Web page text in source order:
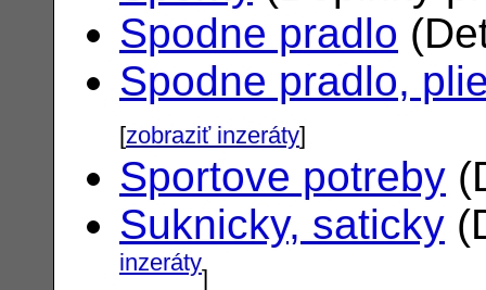
Spodne pradlo
Spodne pradlo,
[zobraziť inzeráty]
Sportove potreby
Suknicky, saticky
inzeráty]